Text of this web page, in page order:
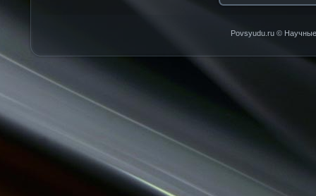
Povsyudu.ru © Научные